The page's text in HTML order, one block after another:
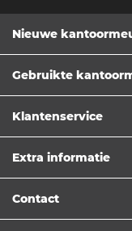
Nieuwe
Gebruikte
Klantenservice
Extra informatie
Contact